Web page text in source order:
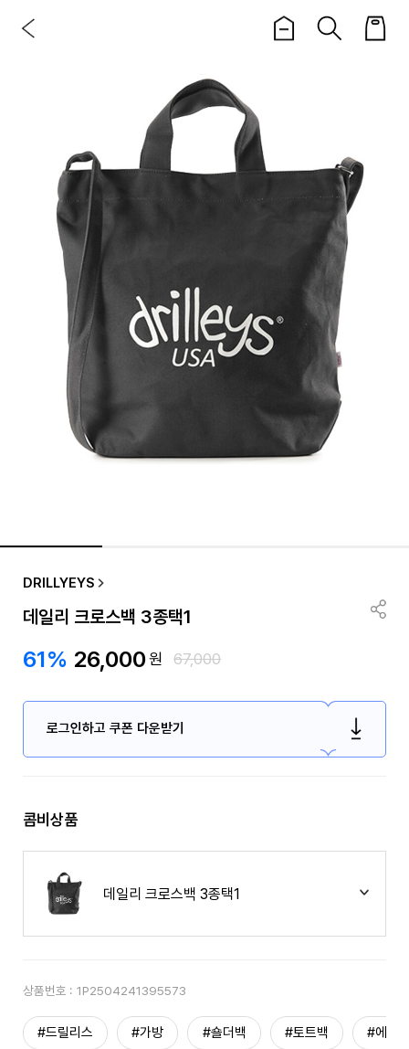
DRILLYEYS
데일리 크로스백 3종택1
61% 26,000원 67,000
로그인하고 쿠폰 다운받기
콤비상품
데일리 크로스백 3종택1
상품번호 : 1P2504241395573
#드릴리스 #가방 #숄더백 #토트백 #에코